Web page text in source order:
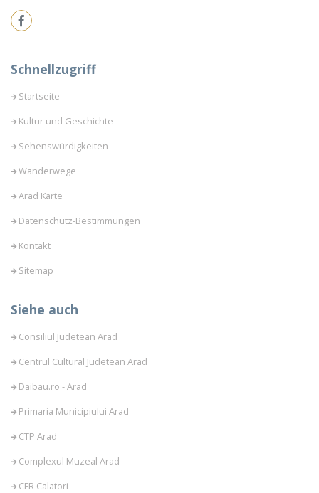
Schnellzugriff
Startseite
Kultur und Geschichte
Sehenswürdigkeiten
Wanderwege
Arad Karte
Datenschutz-Bestimmungen
Kontakt
Sitemap
Siehe auch
Consiliul Judetean Arad
Centrul Cultural Judetean Arad
Daibau.ro - Arad
Primaria Municipiului Arad
CTP Arad
Complexul Muzeal Arad
CFR Calatori